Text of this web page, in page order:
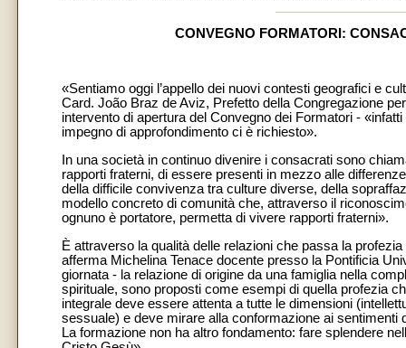
CONVEGNO FORMATORI:
«Sentiamo oggi l’appello dei nuovi contesti geografici e
Card. João Braz de Aviz, Prefetto della Congregazione
intervento di apertura del Convegno dei Formatori -
impegno di approfondimento ci è richiesto».
In una società in continuo divenire i consacrati sono
rapporti fraterni, di essere presenti in mezzo alle
della difficile convivenza tra culture diverse, della
modello concreto di comunità che, attraverso il
ognuno è portatore, permetta di vivere rapporti fraterni».
È attraverso la qualità delle relazioni che passa la
afferma Michelina Tenace docente presso la Pontificia
giornata - la relazione di origine da una famiglia nella
spirituale, sono proposti come esempi di quella profezia
integrale deve essere attenta a tutte le dimensioni
sessuale) e deve mirare alla conformazione ai
La formazione non ha altro fondamento: fare splendere